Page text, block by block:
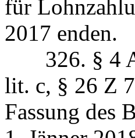
für
2017 enden.
326. § 4
lit. c, § 26 Z
Fassung des